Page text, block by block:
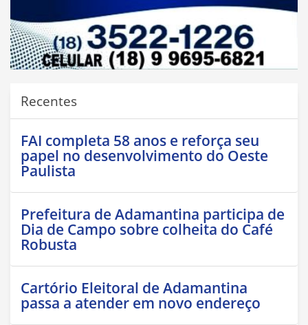
Recentes
FAI completa 58 anos e reforça seu
papel no desenvolvimento do Oeste
Paulista
Prefeitura de Adamantina participa de
Dia de Campo sobre colheita do Café
Robusta
Cartório Eleitoral de Adamantina
passa a atender em novo endereço